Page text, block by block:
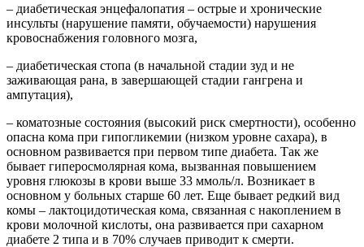
– диабетическая энцефалопатия – острые и хронические
инсульты (нарушение памяти, обучаемости) нарушения
кровоснабжения головного мозга,
– диабетическая стопа (в начальной стадии зуд и не
заживающая рана, в завершающей стадии гангрена и
ампутация),
– коматозные состояния (высокий риск смертности), особенно
опасна кома при гипогликемии (низком уровне сахара), в
основном развивается при первом типе диабета. Так же
бывает гиперосмолярная кома, вызванная повышением
уровня глюкозы в крови выше 33 ммоль/л. Возникает в
основном у больных старше 60 лет. Еще бывает редкий вид
комы – лактоцидотическая кома, связанная с накоплением в
крови молочной кислоты, она развивается при сахарном
диабете 2 типа и в 70% случаев приводит к смерти.